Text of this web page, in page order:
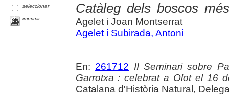
seleccionar
imprimir
Catàleg dels boscos
Agelet i Joan Montserrat
Agelet i Subirada, Antoni
En: 261712 II Seminari sobre
Garrotxa : celebrat a Olot el 16
Catalana d'Història Natural,